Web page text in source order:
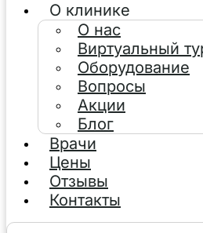
О клинике
О нас
Виртуальный
Оборудование
Вопросы
Акции
Блог
Врачи
Цены
Отзывы
Контакты